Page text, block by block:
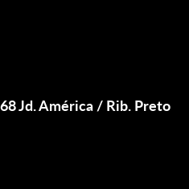
Jd. América / Rib. Preto